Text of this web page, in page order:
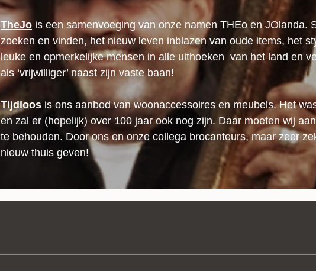
TheJo is een samenvoeging van onze namen THEo en JOlanda.
zoeken en vinden, het nieuw leven inblazen van oude items, het
leuke en opmerkelijke mensen in alle uithoeken van het land en
als ‘vrijwilliger’ naast zijn vaste baan!
Tijdloos is ons aanbod van woonaccessoires en meubels. Het
en zal er (hopelijk) over 100 jaar ook nog zijn. Daar moeten wij
te behouden. Door ons en onze collega brocanteurs, maar zeer
nieuw thuis geven!